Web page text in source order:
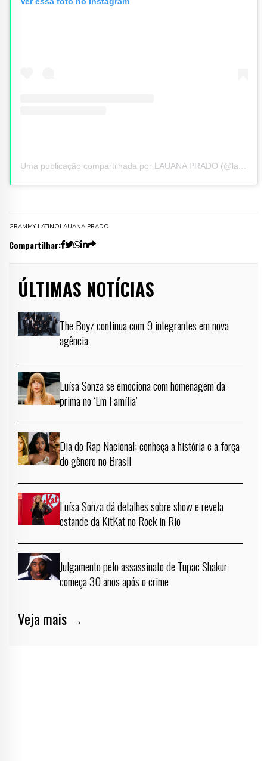
Uma publicação compartilhada por LAUANA PRADO (@lauanaprado)
GRAMMY LATINOLAUANA PRADO
Compartilhar:
ÚLTIMAS NOTÍCIAS
The Boyz continua com 9 integrantes em nova
agência
Luísa Sonza se emociona com homenagem da
prima no ‘Em Família’
Dia do Rap Nacional: conheça a história e a força
do gênero no Brasil
Luísa Sonza dá detalhes sobre show e revela
estande da KitKat no Rock in Rio
Julgamento pelo assassinato de Tupac Shakur
começa 30 anos após o crime
Veja mais →